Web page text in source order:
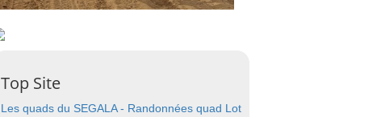
Top Site
Les quads du SEGALA - Randonnées quad Lot